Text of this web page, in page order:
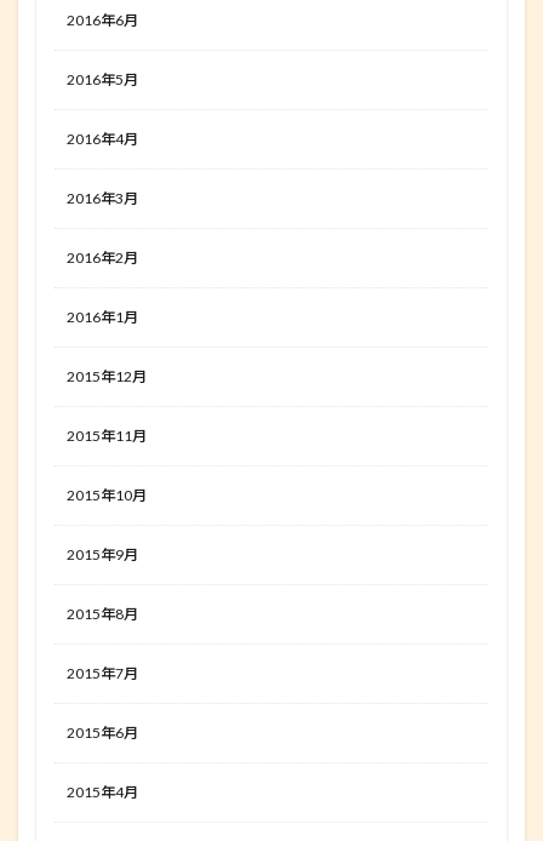
2016年6月
2016年5月
2016年4月
2016年3月
2016年2月
2016年1月
2015年12月
2015年11月
2015年10月
2015年9月
2015年8月
2015年7月
2015年6月
2015年4月